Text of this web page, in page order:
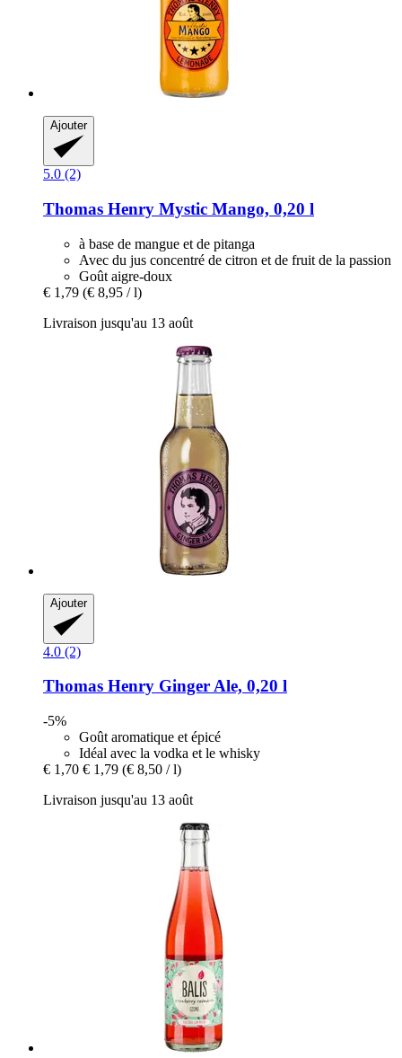
Ajouter
5.0 (2)
Thomas Henry Mystic Mango, 0,20 l
à base de mangue et de pitanga
Avec du jus concentré de citron et de fruit de la passion
Goût aigre-doux
€ 1,79 (€ 8,95 / l)
Livraison jusqu'au 13 août
Ajouter
4.0 (2)
Thomas Henry Ginger Ale, 0,20 l
-5%
Goût aromatique et épicé
Idéal avec la vodka et le whisky
€ 1,70 € 1,79 (€ 8,50 / l)
Livraison jusqu'au 13 août